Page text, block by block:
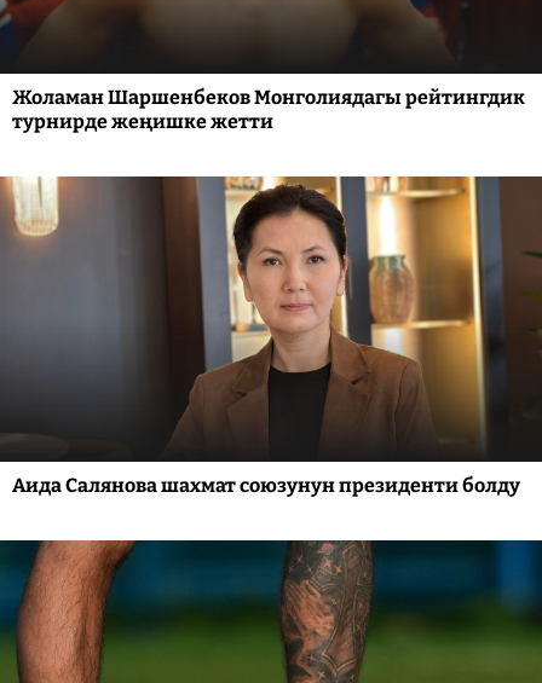
Жоламан Шаршенбеков Монголиядагы рейтингдик
турнирде жеңишке жетти
Аида Салянова шахмат союзунун президенти болду